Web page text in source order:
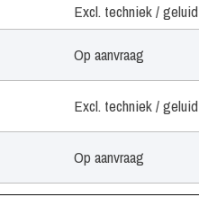
Excl. techniek / geluid
Op aanvraag
Excl. techniek / geluid
Op aanvraag